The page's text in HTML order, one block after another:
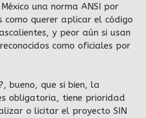
una norma ANSI por
como querer aplicar el código
y peor aún si usan
como oficiales por
bueno, que si bien, la
obligatoria, tiene prioridad
o licitar el proyecto SIN